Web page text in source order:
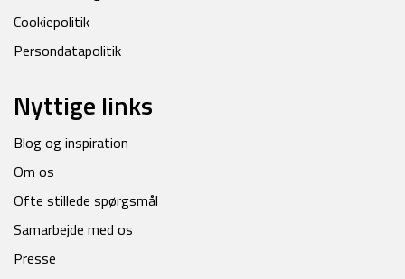
Cookiepolitik
Persondatapolitik
Nyttige links
Blog og inspiration
Om os
Ofte stillede spørgsmål
Samarbejde med os
Presse